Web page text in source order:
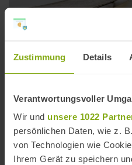
Zustimmung Details
Verantwortungsvoller
Wir und unsere 1022
persönlichen Daten, wie z.
von Technologien wie
Ihrem Gerät zu speichern
Eurostars Asta Regia
Erhabene
Fenstergitter und schwere
Asta Regia Jerez im Herzen
Frontera triffst du auf
Annehmlichkeiten der